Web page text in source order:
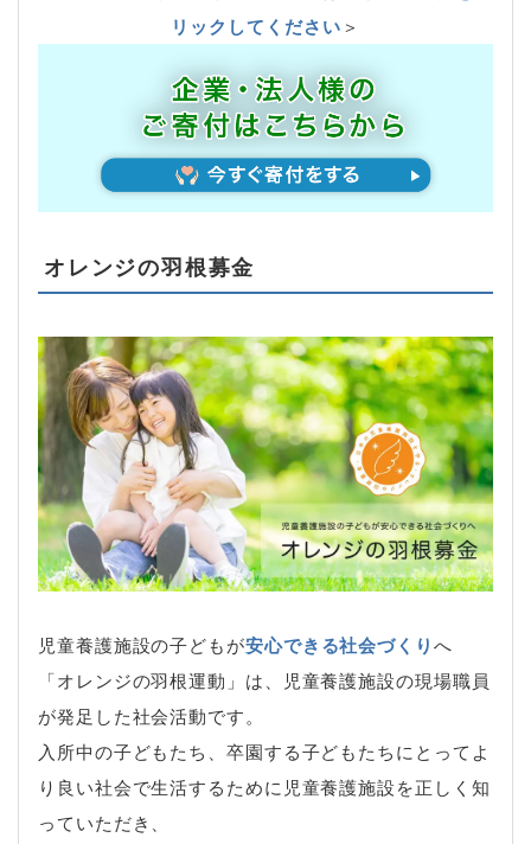
リックしてください＞
オレンジの羽根募金
児童養護施設の子どもが安心できる社会づくりへ
「オレンジの羽根運動」は、児童養護施設の現場職員
が発足した社会活動です。
入所中の子どもたち、卒園する子どもたちにとってよ
り良い社会で生活するために児童養護施設を正しく知
っていただき、